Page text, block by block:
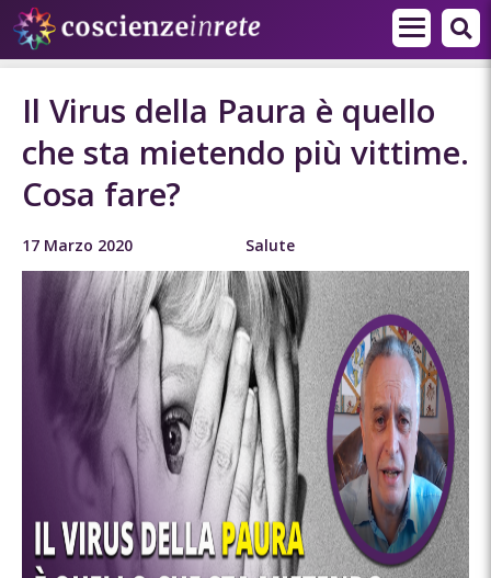
Il Virus della Paura è quello
che sta mietendo più vittime.
Cosa fare?
17 Marzo 2020 Salute